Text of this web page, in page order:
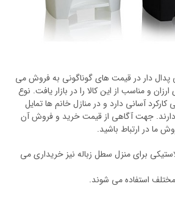
پدال دار در قیمت های گوناگونی به فروش می
و مناسب از این کالا را در بازار یافت. نوع
آسانی دارد و در منازل خانم ها تمایل
دارند. جهت آگاهی از قیمت خرید و فروش آن
ما در ارتباط باشید.
برای منزل سطل زباله نیز خریداری می
استفاده می شوند.